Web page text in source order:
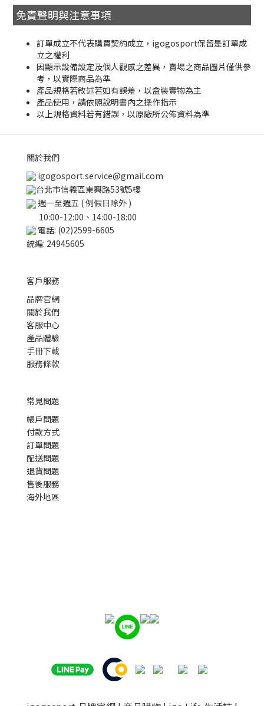
免責聲明與注意事項
訂單成立不代表購買契約成立，igogosport保留是訂單成
立之權利
因顯示設備設定及個人觀感之差異，賣場之商品圖片僅供參
考，以實際商品為準
產品規格若敘述若如有誤差，以盒裝實物為主
產品使用，請依照說明書內之操作指示
以上規格資料若有錯誤，以原廠所公佈資料為準
關於我們
igogosport.service@gmail.com
台北市信義區東興路53號5樓
週一至週五 ( 例假日除外 )
10:00-12:00、14:00-18:00
電話: (02)2599-6605
統編: 24945605
客戶服務
品牌官網
關於我們
客服中心
產品體驗
手冊下載
服務條款
常見問題
帳戶問題
付款方式
訂單問題
配送問題
退貨問題
售後服務
海外地區